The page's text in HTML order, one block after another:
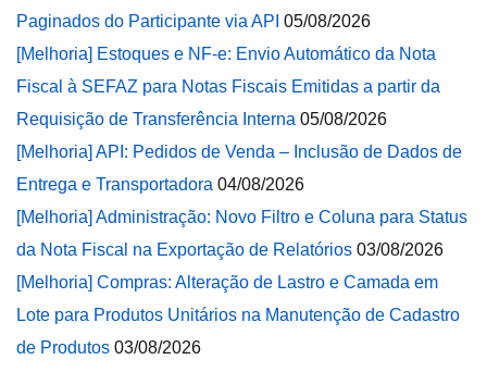
Paginados do Participante via API 05/08/2026
[Melhoria] Estoques e NF-e: Envio Automático da Nota
Fiscal à SEFAZ para Notas Fiscais Emitidas a partir da
Requisição de Transferência Interna 05/08/2026
[Melhoria] API: Pedidos de Venda – Inclusão de Dados de
Entrega e Transportadora 04/08/2026
[Melhoria] Administração: Novo Filtro e Coluna para Status
da Nota Fiscal na Exportação de Relatórios 03/08/2026
[Melhoria] Compras: Alteração de Lastro e Camada em
Lote para Produtos Unitários na Manutenção de Cadastro
de Produtos 03/08/2026